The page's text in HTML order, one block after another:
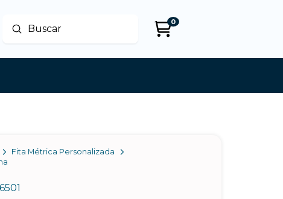
Buscar
Enviar
0
Fita Métrica Personalizada